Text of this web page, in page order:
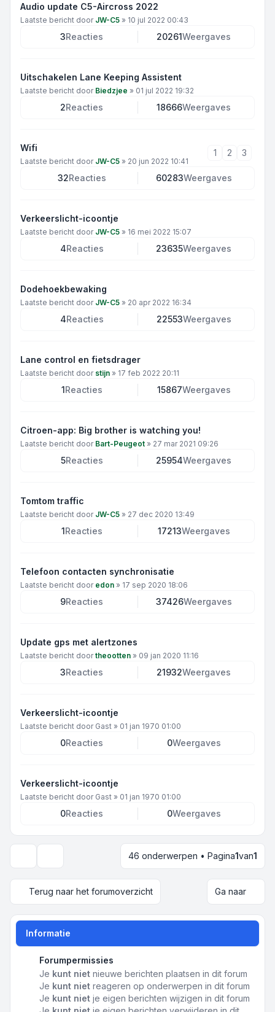
Audio update C5-Aircross 2022
Laatste bericht door JW-C5 » 10 jul 2022 00:43
3Reacties 20261Weergaves
Uitschakelen Lane Keeping Assistent
Laatste bericht door Biedzjee » 01 jul 2022 19:32
2Reacties 18666Weergaves
Wifi
Laatste bericht door JW-C5 » 20 jun 2022 10:41
1 2 3
32Reacties 60283Weergaves
Verkeerslicht-icoontje
Laatste bericht door JW-C5 » 16 mei 2022 15:07
4Reacties 23635Weergaves
Dodehoekbewaking
Laatste bericht door JW-C5 » 20 apr 2022 16:34
4Reacties 22553Weergaves
Lane control en fietsdrager
Laatste bericht door stijn » 17 feb 2022 20:11
1Reacties 15867Weergaves
Citroen-app: Big brother is watching you!
Laatste bericht door Bart-Peugeot » 27 mar 2021 09:26
5Reacties 25954Weergaves
Tomtom traffic
Laatste bericht door JW-C5 » 27 dec 2020 13:49
1Reacties 17213Weergaves
Telefoon contacten synchronisatie
Laatste bericht door edon » 17 sep 2020 18:06
9Reacties 37426Weergaves
Update gps met alertzones
Laatste bericht doortheootten » 09 jan 2020 11:16
3Reacties 21932Weergaves
Verkeerslicht-icoontje
Laatste bericht door Gast » 01 jan 1970 01:00
0Reacties 0Weergaves
Verkeerslicht-icoontje
Laatste bericht door Gast » 01 jan 1970 01:00
0Reacties 0Weergaves
Weergave- en sorteeropties46 onderwerpen • Pagina1van1
Terug naar het forumoverzicht Ga naar
Informatie
Forumpermissies
Je kunt nietnieuwe berichten plaatsen in dit forum
Je kunt nietreageren op onderwerpen in dit forum
Je kunt nietje eigen berichten wijzigen in dit forum